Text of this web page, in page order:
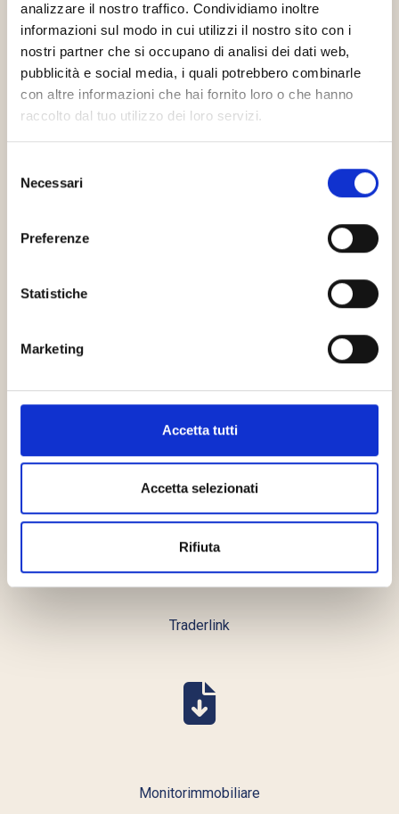
analizzare il nostro traffico. Condividiamo inoltre
informazioni sul modo in cui utilizzi il nostro sito con i
nostri partner che si occupano di analisi dei dati web,
pubblicità e social media, i quali potrebbero combinarle
con altre informazioni che hai fornito loro o che hanno
raccolto dal tuo utilizzo dei loro servizi.
delNecessari
Preferenze
Statistiche
Marketing
Accetta tutti
Accetta selezionati
Rifiuta
Legalcommunity
Financecommunity
Traderlink
Monitorimmobiliare